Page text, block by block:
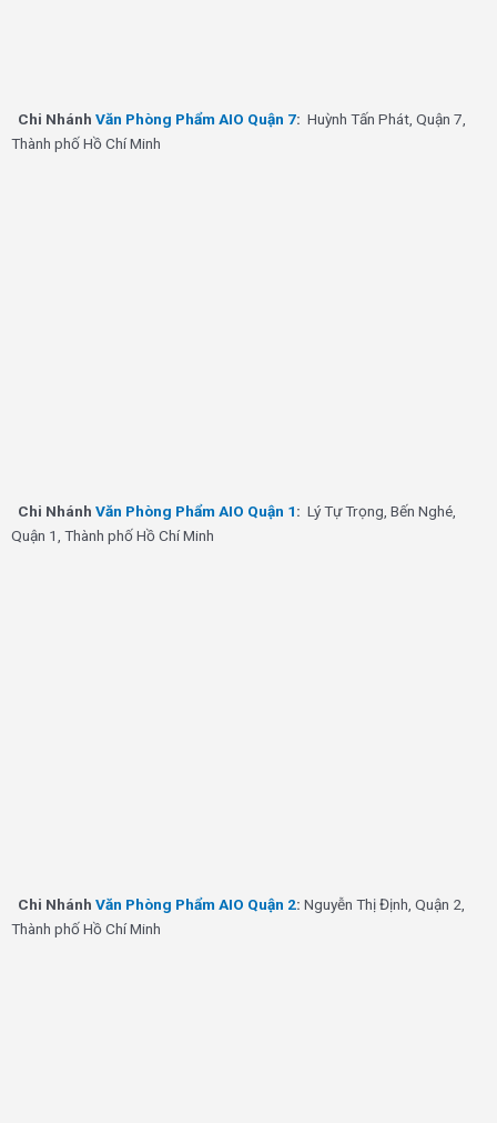
Chi Nhánh Văn Phòng Phẩm AIO Quận 7: Huỳnh Tấn Phát, Quận 7,
Thành phố Hồ Chí Minh
Chi Nhánh Văn Phòng Phẩm AIO Quận 1: Lý Tự Trọng, Bến Nghé,
Quận 1, Thành phố Hồ Chí Minh
Chi Nhánh Văn Phòng Phẩm AIO Quận 2: Nguyễn Thị Định, Quận 2,
Thành phố Hồ Chí Minh